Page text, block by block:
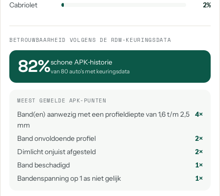
Cabriolet
2%
BETROUWBAARHEID VOLGENS DE RDW-KEURINGSDATA
82%schone APK‑historie
van 80 auto's met keuringsdata
MEEST GEMELDE APK-PUNTEN
Band(en) aanwezig met een profieldiepte van 1,6 t/m 2,5
mm
4×
Band onvoldoende profiel
2×
Dimlicht onjuist afgesteld
2×
Band beschadigd
1×
Bandenspanning op 1 as niet gelijk
1×